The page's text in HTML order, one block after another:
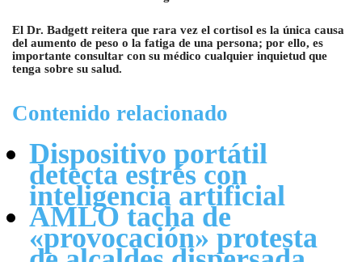
El Dr. Badgett reitera que rara vez el cortisol es la única causa
del aumento de peso o la fatiga de una persona; por ello, es
importante consultar con su médico cualquier inquietud que
tenga sobre su salud.
Contenido relacionado
Dispositivo portátil
detecta estrés con
inteligencia artificial
AMLO tacha de
«provocación» protesta